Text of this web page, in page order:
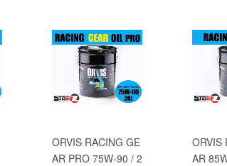
ORVIS RACING GE
AR PRO 75W-90 / 2
ORVIS
AR